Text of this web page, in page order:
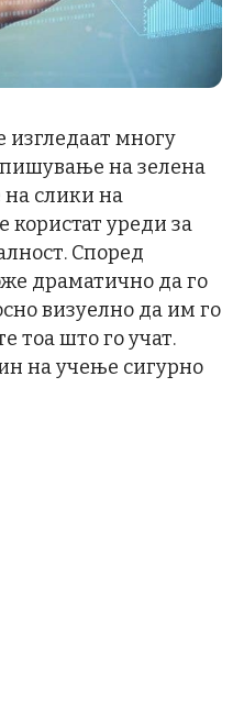
изгледаат многу
на зелена
слики на
користат уреди за
Според
драматично да го
визуелно да им го
тоа што го учат.
на учење сигурно